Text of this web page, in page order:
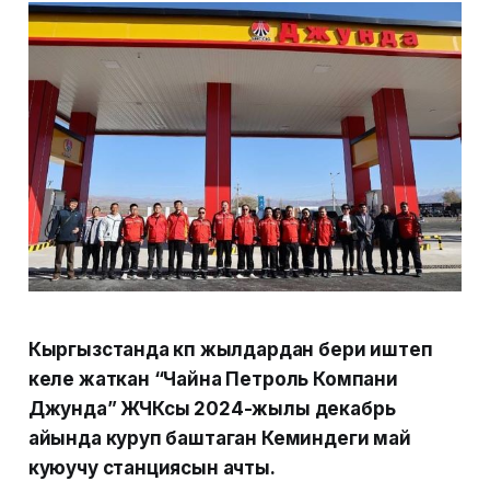
Кыргызстанда көп жылдардан бери иштеп
келе жаткан “Чайна Петроль Компани
Джунда” ЖЧКсы 2024-жылы декабрь
айында куруп баштаган Кеминдеги май
куюучу станциясын ачты.